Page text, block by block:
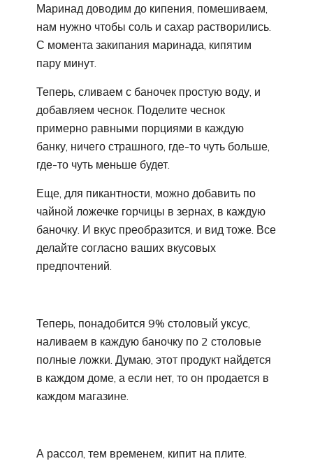
Маринад доводим до кипения, помешиваем,
нам нужно чтобы соль и сахар растворились.
С момента закипания маринада, кипятим
пару минут.
Теперь, сливаем с баночек простую воду, и
добавляем чеснок. Поделите чеснок
примерно равными порциями в каждую
банку, ничего страшного, где-то чуть больше,
где-то чуть меньше будет.
Еще, для пикантности, можно добавить по
чайной ложечке горчицы в зернах, в каждую
баночку. И вкус преобразится, и вид тоже. Все
делайте согласно ваших вкусовых
предпочтений.
Теперь, понадобится 9% столовый уксус,
наливаем в каждую баночку по 2 столовые
полные ложки. Думаю, этот продукт найдется
в каждом доме, а если нет, то он продается в
каждом магазине.
А рассол, тем временем, кипит на плите.